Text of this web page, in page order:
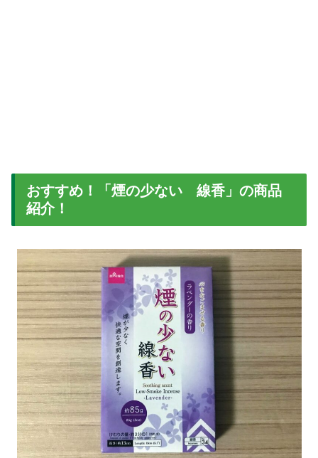
おすすめ！「煙の少ない 線香」の商品
紹介！